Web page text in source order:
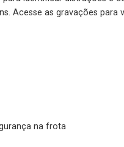
Acesse as gravações para
na frota